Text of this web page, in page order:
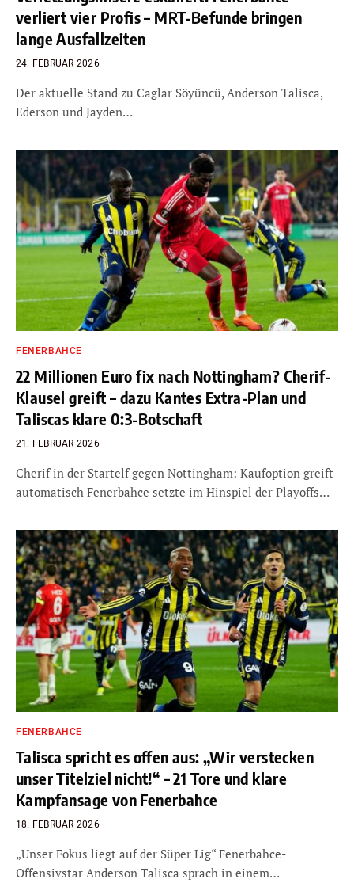
verliert vier Profis – MRT-Befunde bringen
lange Ausfallzeiten
24. FEBRUAR 2026
Der aktuelle Stand zu Caglar Söyüncü, Anderson Talisca,
Ederson und Jayden…
FENERBAHCE
22 Millionen Euro fix nach Nottingham? Cherif-
Klausel greift – dazu Kantes Extra-Plan und
Taliscas klare 0:3-Botschaft
21. FEBRUAR 2026
Cherif in der Startelf gegen Nottingham: Kaufoption greift
automatisch Fenerbahce setzte im Hinspiel der Playoffs…
FENERBAHCE
Talisca spricht es offen aus: „Wir verstecken
unser Titelziel nicht!“ – 21 Tore und klare
Kampfansage von Fenerbahce
18. FEBRUAR 2026
„Unser Fokus liegt auf der Süper Lig“ Fenerbahce-
Offensivstar Anderson Talisca sprach in einem…